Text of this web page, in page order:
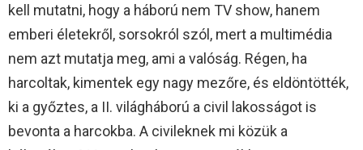
kell mutatni, hogy a háború nem TV show, hanem
emberi életekről, sorsokról szól, mert a multimédia
nem azt mutatja meg, ami a valóság. Régen, ha
harcoltak, kimentek egy nagy mezőre, és eldöntötték,
ki a győztes, a II. világháború a civil lakosságot is
bevonta a harcokba. A civileknek mi közük a